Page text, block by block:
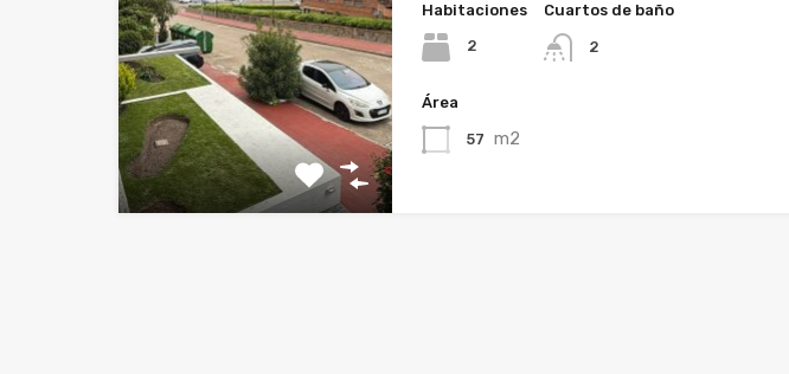
Habitaciones
2
Cuartos de baño
2
Área
57 m2